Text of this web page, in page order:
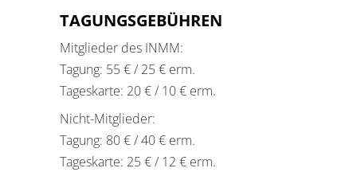
TAGUNGSGEBÜHREN
Mitglieder des INMM:
Tagung: 55 € / 25 € erm.
Tageskarte: 20 € / 10 € erm.
Nicht-Mitglieder:
Tagung: 80 € / 40 € erm.
Tageskarte: 25 € / 12 € erm.